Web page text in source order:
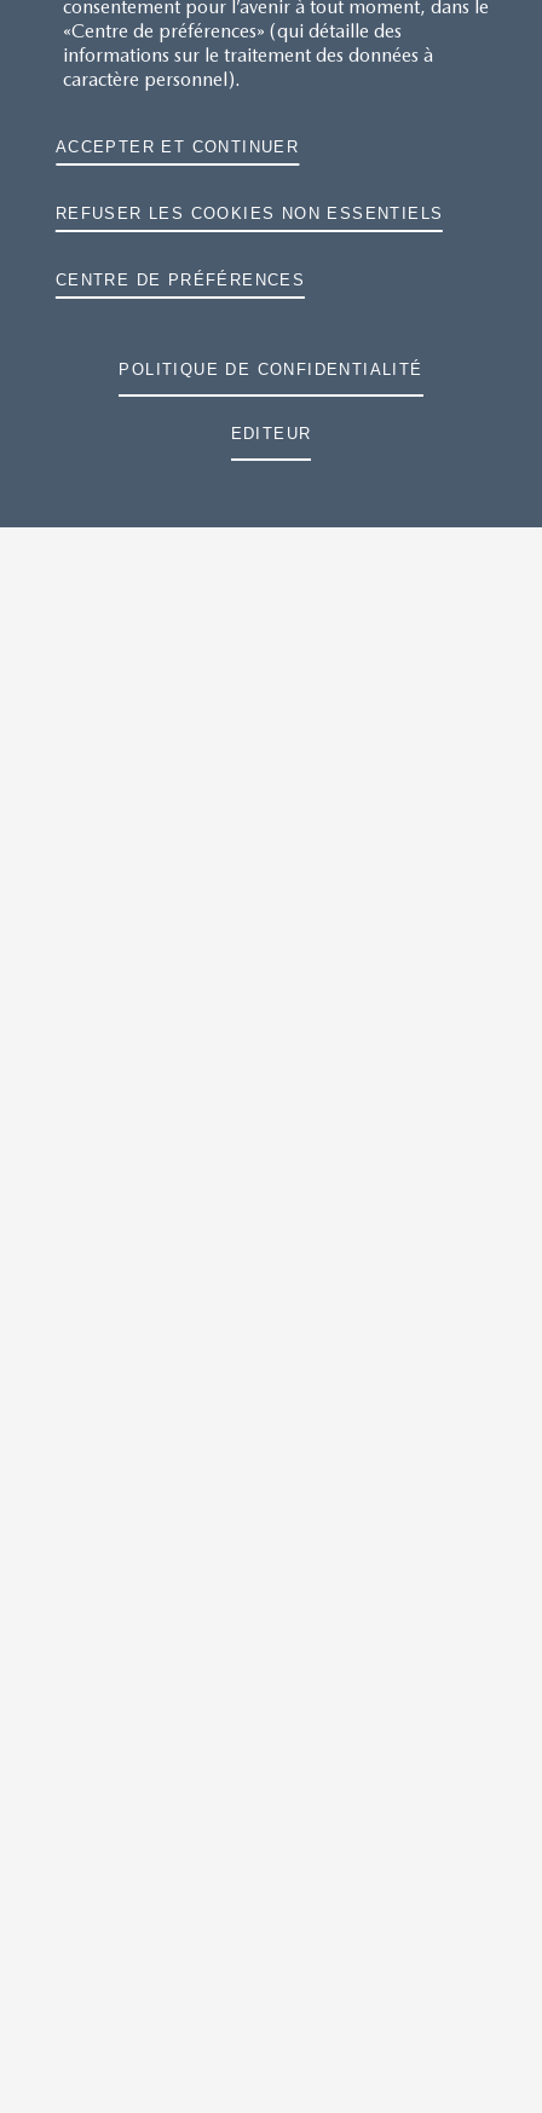
consentement pour l’avenir à tout moment, dans le
«Centre de préférences» (qui détaille des
informations sur le traitement des données à
caractère personnel).
ACCEPTER ET CONTINUER
REFUSER LES COOKIES NON ESSENTIELS
CENTRE DE PRÉFÉRENCES
POLITIQUE DE CONFIDENTIALITÉ
EDITEUR